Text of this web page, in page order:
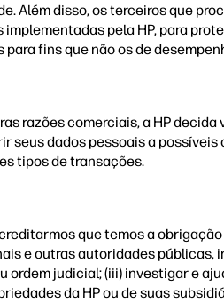
disso, os terceiros que
pela HP, para
fins que não os de
razões comerciais, a HP
dados pessoais a
tipos de transações.
que temos a
e outras autoridades
judicial; (iii) investigar e
da HP ou de suas